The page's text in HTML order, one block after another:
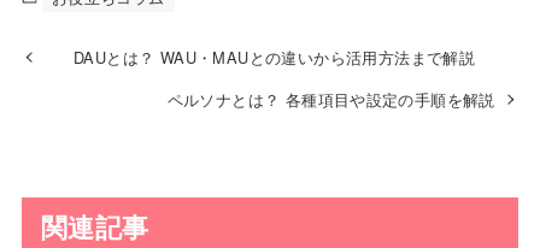
DAUとは？ WAU・MAUとの違いから活用方法まで解説
ペルソナとは？ 各種項目や設定の手順を解説
関連記事